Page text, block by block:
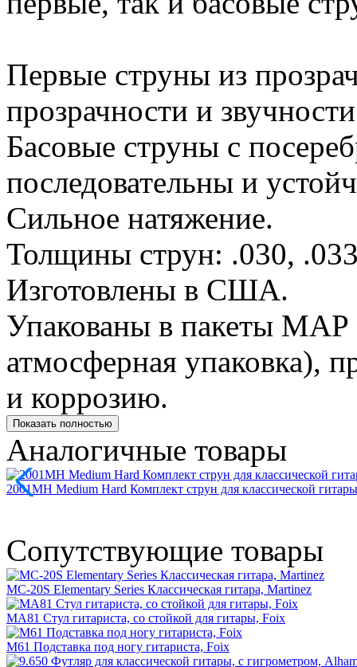
Первые струны из
прозрачности и
Басовые струны с
последовательны и
Сильное натяжение.
Толщины струн: .030,
Изготовлены в США.
Упакованы в пакеты
атмосферная упаковка),
и коррозию.
Показать полностью
Аналогичные товары
2001MH Medium Hard Комплект струн для классической
Сопутствующие товары
MC-20S Elementary Series Классическая гитара, Martinez
MA81 Стул гитариста, со стойкой для гитары, Foix
M61 Подставка под ногу гитариста, Foix